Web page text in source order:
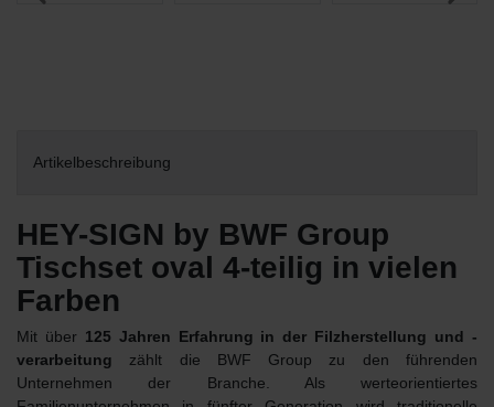
Artikelbeschreibung
HEY-SIGN by BWF Group
Tischset oval 4-teilig in vielen
Farben
Mit über 125 Jahren Erfahrung in der Filzherstellung und -
verarbeitung zählt die BWF Group zu den führenden
Unternehmen der Branche. Als werteorientiertes